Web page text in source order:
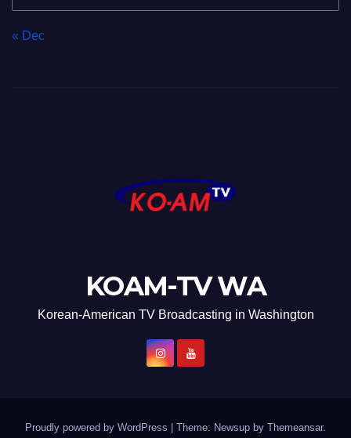
« Dec
KOAM-TV WA
Korean-American TV Broadcasting in Washington
Proudly powered by WordPress | Theme: Newsup by Themeansar.